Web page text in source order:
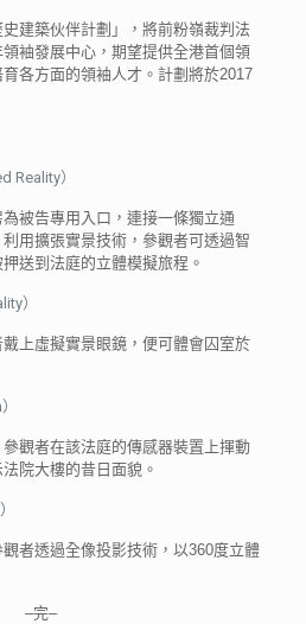
建築伙伴計劃」，將前粉嶺裁判法
袖發展中心，期望提供全港首個領
各方面的領袖人才。計劃將於2017
Reality）
被告專用入口，連接一條獨立通
用擴張實景技術，參觀者可透過智
送到法庭的立體模擬旅程。
）
上虛擬實景眼鏡，便可體會囚室於
觀者在該法庭的傳感器裝置上揮動
院大樓的昔日面貌。
者透過全像投影技術，以360度立體
–完–